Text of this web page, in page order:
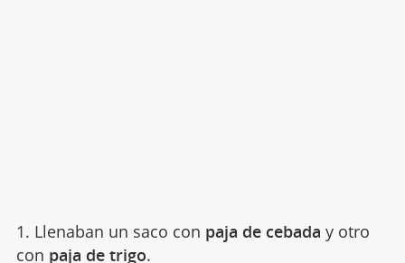
1. Llenaban un saco con paja de cebada y otro
con paja de trigo.